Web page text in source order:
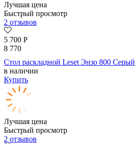
Лучшая цена
Быстрый просмотр
2 отзывов
5 700 Р
8 770
Стол раскладной Leset Энзо 800 Серый
в наличии
Купить
Лучшая цена
Быстрый просмотр
2 отзывов